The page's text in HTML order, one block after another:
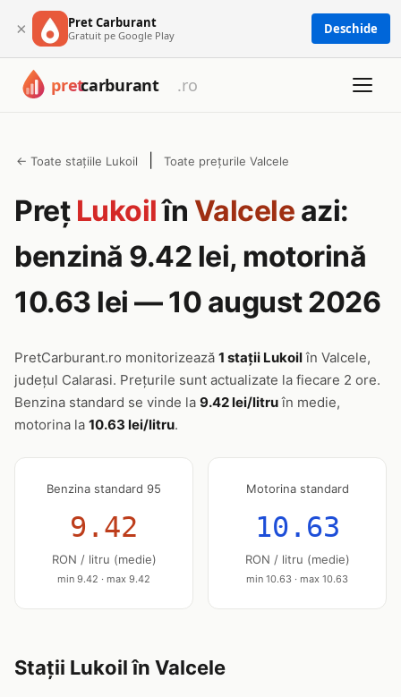
× Pret Carburant
Gratuit pe Google Play Deschide
← Toate stațiile Lukoil Toate prețurile Valcele
Preț Lukoilîn Valcele azi:
benzină 9.42 lei, motorină
10.63 lei — 10 august 2026
PretCarburant.ro monitorizează 1 stații Lukoilîn Valcele,
județul Calarasi. Prețurile sunt actualizate la fiecare 2 ore.
Benzina standard se vinde la 9.42 lei/litruîn medie,
motorina la 10.63 lei/litru.
Benzina standard 95
9.42
RON / litru (medie)
min 9.42 · max 9.42
Motorina standard
10.63
RON / litru (medie)
min 10.63 · max 10.63
Stații Lukoil în Valcele